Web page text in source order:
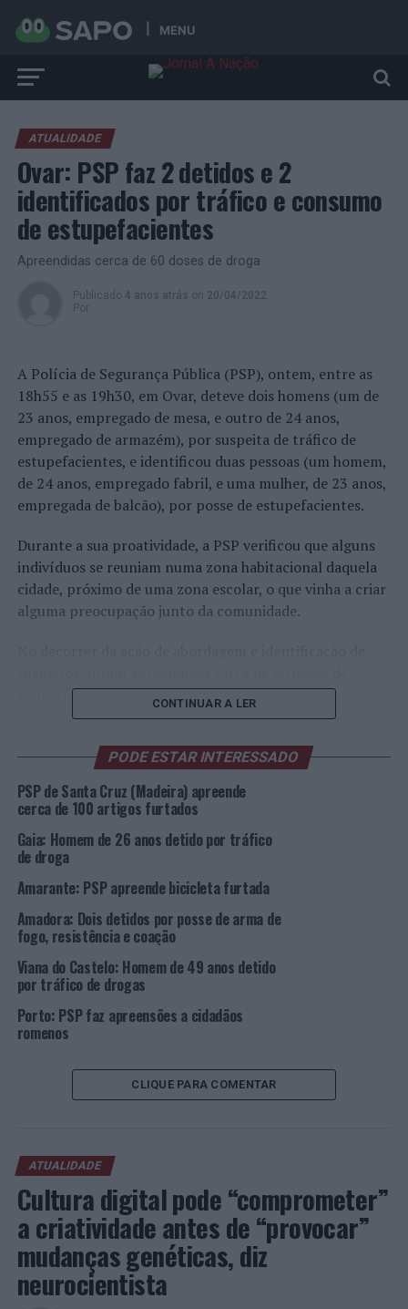
MENU
ATUALIDADE
Ovar: PSP faz 2 detidos e 2
identificados por tráfico e consumo
de estupefacientes
Apreendidas cerca de 60 doses de droga
Publicado 4 anos atrás on 20/04/2022
Por
A Polícia de Segurança Pública (PSP), ontem, entre as
18h55 e as 19h30, em Ovar, deteve dois homens (um de
23 anos, empregado de mesa, e outro de 24 anos,
empregado de armazém), por suspeita de tráfico de
estupefacientes, e identificou duas pessoas (um homem,
de 24 anos, empregado fabril, e uma mulher, de 23 anos,
empregada de balcão), por posse de estupefacientes.
Durante a sua proatividade, a PSP verificou que alguns
indivíduos se reuniam numa zona habitacional daquela
cidade, próximo de uma zona escolar, o que vinha a criar
alguma preocupação junto da comunidade.
estupefaciente (42 doses de haxixe e 18 doses de
liamba); vário material relacionado com o tráfico de
automóvel.
A investigação continua a decorrer na Esquadra Policial
de Ovar (Divisão Policial de Espinho – Comando Distrital
de Aveiro).
Foto: PSP.
TÓPICOS RELACIONADOS: CRIMINALIDADE
OVAR
PRÓXIMO
Sintra investe no apoio à infância
NÃO PERCA
Voleibol: Prestação dos jogadores portugueses pelo
CONTINUAR A LER
PODE ESTAR INTERESSADO
PSP de Santa Cruz (Madeira) apreende
cerca de 100 artigos furtados
Gaia: Homem de 26 anos detido por tráfico
de droga
Amarante: PSP apreende bicicleta furtada
Amadora: Dois detidos por posse de arma de
fogo, resistência e coação
Viana do Castelo: Homem de 49 anos detido
por tráfico de drogas
Porto: PSP faz apreensões a cidadãos
romenos
CLIQUE PARA COMENTAR
ATUALIDADE
Cultura digital pode “comprometer”
a criatividade antes de “provocar”
mudanças genéticas, diz
neurocientista